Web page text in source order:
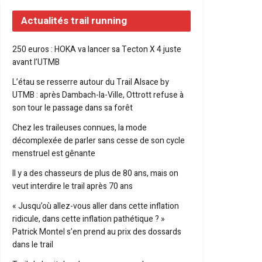
Actualités trail running
250 euros : HOKA va lancer sa Tecton X 4 juste
avant l’UTMB
L’étau se resserre autour du Trail Alsace by
UTMB : après Dambach-la-Ville, Ottrott refuse à
son tour le passage dans sa forêt
Chez les traileuses connues, la mode
décomplexée de parler sans cesse de son cycle
menstruel est gênante
Il y a des chasseurs de plus de 80 ans, mais on
veut interdire le trail après 70 ans
« Jusqu’où allez-vous aller dans cette inflation
ridicule, dans cette inflation pathétique ? »
Patrick Montel s’en prend au prix des dossards
dans le trail